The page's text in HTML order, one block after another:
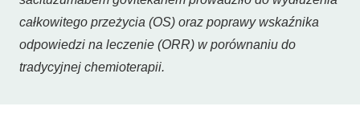
całkowitego przeżycia (OS) oraz poprawy wskaźnika
odpowiedzi na leczenie (ORR) w porównaniu do
tradycyjnej chemioterapii.